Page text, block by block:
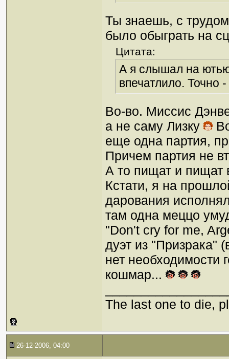
Ты знаешь, с
было обыграть на
Цитата:
А я слышал на
впечатлило. Точно
Во-во. Миссис
а не саму Лизку
еще одна партия,
Причем партия не
А то пищат и пищат
Кстати, я на
дарования
там одна меццо
"Don't cry for me,
дуэт из "Призрака"
нет необходимости
кошмар...
The last one to die,
26-12-2006, 04:00